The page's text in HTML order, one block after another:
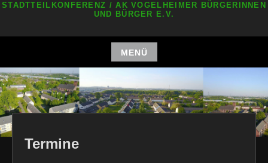
STADTTEILKONFERENZ / AK VOGELHEIMER BÜRGERINNEN
UND BÜRGER E.V.
MENÜ
Zum
Inhalt
springen
Termine